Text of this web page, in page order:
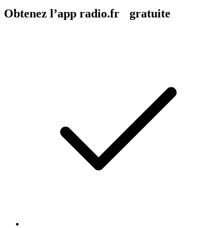
Obtenez l’app radio.fr gratuite